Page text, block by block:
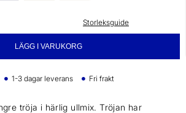
Storleksguide
LÄGG I VARUKORG
1-3 dagar leverans Fri frakt
tröja i härlig ullmix. Tröjan har